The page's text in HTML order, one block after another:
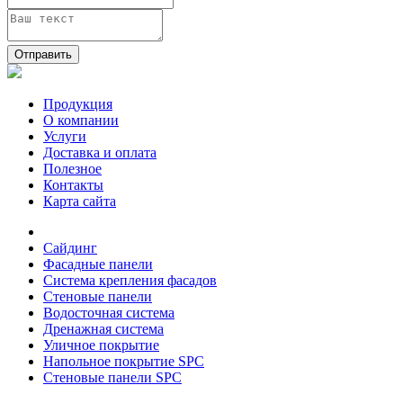
Отправить
Продукция
О компании
Услуги
Доставка и оплата
Полезное
Контакты
Карта сайта
Сайдинг
Фасадные панели
Система крепления фасадов
Стеновые панели
Водосточная система
Дренажная система
Уличное покрытие
Напольное покрытие SPC
Стеновые панели SPC